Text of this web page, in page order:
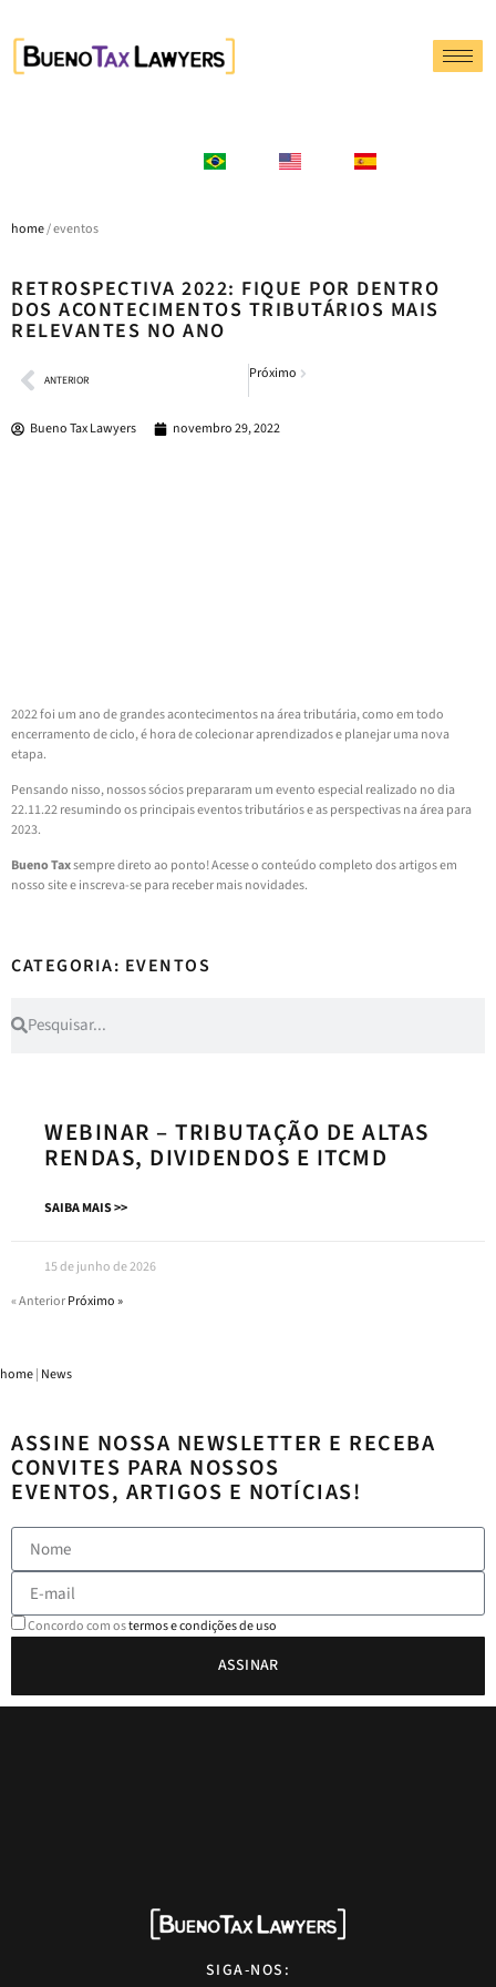
home/ eventos
RETROSPECTIVA 2022: FIQUE POR DENTRO
DOS ACONTECIMENTOS TRIBUTÁRIOS MAIS
RELEVANTES NO ANO
ANTERIOR Próximo
Bueno Tax Lawyers novembro 29, 2022
2022 foi um ano de grandes acontecimentos na área tributária, como em todo
encerramento de ciclo, é hora de colecionar aprendizados e planejar uma nova
etapa.
Pensando nisso, nossos sócios prepararam um evento especial realizado no dia
22.11.22 resumindo os principais eventos tributários e as perspectivas na área para
2023.
Bueno Taxsempre direto ao ponto! Acesse o conteúdo completo dos artigos em
nosso site e inscreva-se para receber mais novidades.
CATEGORIA: EVENTOS
WEBINAR – TRIBUTAÇÃO DE ALTAS
RENDAS, DIVIDENDOS E ITCMD
SAIBA MAIS >>
15 de junho de 2026
« AnteriorPróximo »
home| News
ASSINE NOSSA NEWSLETTER E RECEBA
CONVITES PARA NOSSOS
EVENTOS, ARTIGOS E NOTÍCIAS!
Concordo com ostermos e condições de uso
ASSINAR
SIGA-NOS: